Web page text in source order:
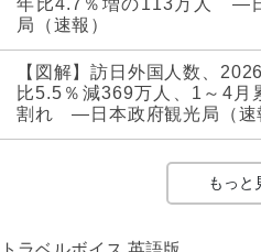
年比4.7％増の113万人 ―
局（速報）
【図解】訪日外国人数、
比5.5％減369万人、1～4月
割れ ―日本政府観光局（速
もっと